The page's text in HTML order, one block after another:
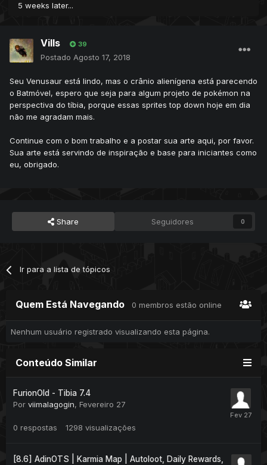
5 weeks later...
Vills 39
Postado Agosto 17, 2018
Seu Venusaur está lindo, mas o crânio alienígena está parecendo
o Batmóvel, espero que seja para algum projeto de pokémon na
perspectiva do tíbia, porque essas sprites top down hoje em dia
não me agradam mais.
Continue com o bom trabalho e a postar sua arte aqui, por favor.
Sua arte está servindo de inspiração e base para iniciantes como
eu, obrigado.
Share Seguidores 0
Ir para a lista de tópicos
Quem Está Navegando 0 membros estão online
Nenhum usuário registrado visualizando esta página.
Conteúdo Similar
FurionOld - Tibia 7.4
Por viimalagogin, Fevereiro 27
0 respostas 1298 visualizações
[8.6] AdinOTS | Karmia Map | Autoloot, Daily Rewards,